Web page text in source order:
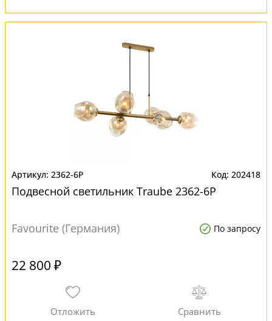
2362-6P 202418
Подвесной светильник Traube 2362-6P
Favourite (Германия) По запросу
22 800 ₽